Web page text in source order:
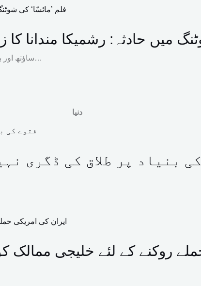
میں حادثہ: رشمیکا مندانا
ساؤتھ اور بالی ووڈ کی معروف اداکارہ رشمیکا مندانا نے شوٹنگ کے دوران لگنے والی…
دنیا
بنیاد پر طلاق کی ڈگری
روکنے کے لئے خلیجی ممالک